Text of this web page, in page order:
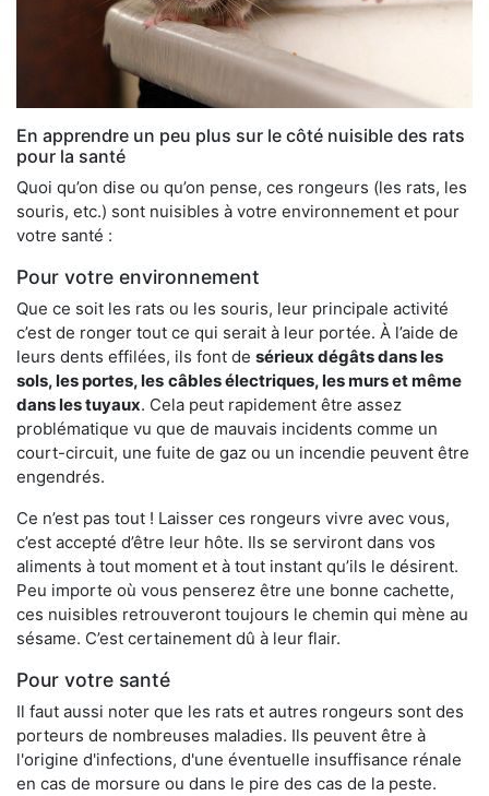
En apprendre un peu plus sur le côté nuisible des rats
pour la santé
Quoi qu’on dise ou qu’on pense, ces rongeurs (les rats, les
souris, etc.) sont nuisibles à votre environnement et pour
votre santé :
Pour votre environnement
Que ce soit les rats ou les souris, leur principale activité
c’est de ronger tout ce qui serait à leur portée. À l’aide de
leurs dents effilées, ils font de sérieux dégâts dans les
sols, les portes, les câbles électriques, les murs et même
dans les tuyaux. Cela peut rapidement être assez
problématique vu que de mauvais incidents comme un
court-circuit, une fuite de gaz ou un incendie peuvent être
engendrés.
Ce n’est pas tout ! Laisser ces rongeurs vivre avec vous,
c’est accepté d’être leur hôte. Ils se serviront dans vos
aliments à tout moment et à tout instant qu’ils le désirent.
Peu importe où vous penserez être une bonne cachette,
ces nuisibles retrouveront toujours le chemin qui mène au
sésame. C’est certainement dû à leur flair.
Pour votre santé
Il faut aussi noter que les rats et autres rongeurs sont des
porteurs de nombreuses maladies. Ils peuvent être à
l'origine d'infections, d'une éventuelle insuffisance rénale
en cas de morsure ou dans le pire des cas de la peste.